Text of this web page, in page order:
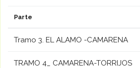
Parte
Tramo 3. EL ALAMO -CAMARENA
TRAMO 4_ CAMARENA-TORRIJOS